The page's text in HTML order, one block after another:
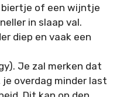
biertje of een wijntje
in slaap val.
diep en vaak een
. Je zal merken dat
overdag minder last